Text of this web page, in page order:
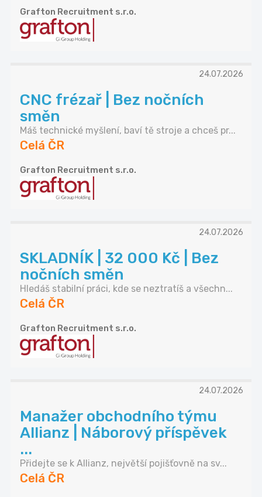
Grafton Recruitment s.r.o.
24.07.2026
CNC frézař | Bez nočních
směn
Máš technické myšlení, baví tě stroje a chceš pr...
Celá ČR
Grafton Recruitment s.r.o.
24.07.2026
SKLADNÍK | 32 000 Kč | Bez
nočních směn
Hledáš stabilní práci, kde se neztratíš a všechn...
Celá ČR
Grafton Recruitment s.r.o.
24.07.2026
Manažer obchodního týmu
Allianz | Náborový příspěvek
...
Přidejte se k Allianz, největší pojišťovně na sv...
Celá ČR